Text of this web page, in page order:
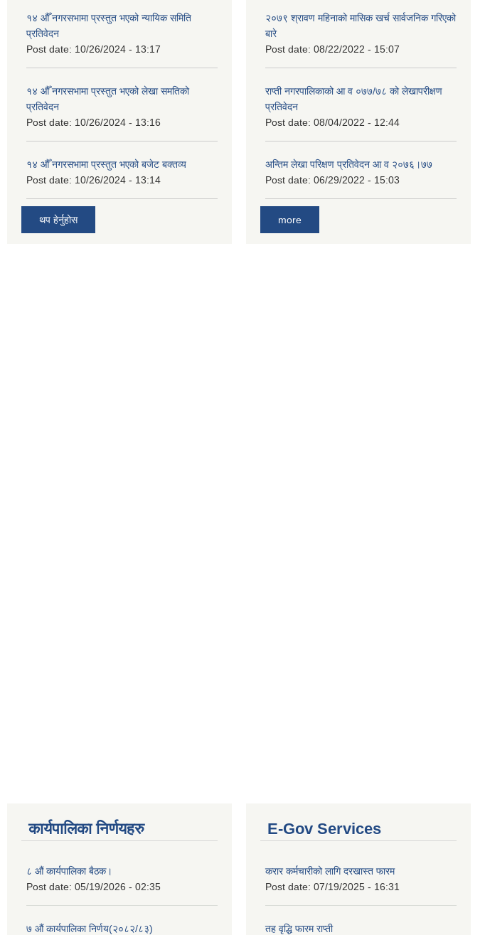
१४ औँ नगरसभामा प्रस्तुत भएको न्यायिक समिति
प्रतिवेदन
Post date: 10/26/2024 - 13:17
१४ औँ नगरसभामा प्रस्तुत भएको लेखा समतिको
प्रतिवेदन
Post date: 10/26/2024 - 13:16
१४ औँ नगरसभामा प्रस्तुत भएको बजेट बक्तव्य
Post date: 10/26/2024 - 13:14
थप हेर्नुहोस
२०७९ श्रावण महिनाको मासिक खर्च सार्वजनिक गरिएको
बारे
Post date: 08/22/2022 - 15:07
राप्ती नगरपालिकाको आ व ०७७/७८ को लेखापरीक्षण
प्रतिवेदन
Post date: 08/04/2022 - 12:44
अन्तिम लेखा परिक्षण प्रतिवेदन आ व २०७६।७७
Post date: 06/29/2022 - 15:03
more
कार्यपालिका निर्णयहरु
८ औं कार्यपालिका बैठक।
Post date: 05/19/2026 - 02:35
७ औं कार्यपालिका निर्णय(२०८२/८३)
E-Gov Services
करार कर्मचारीको लागि दरखास्त फारम
Post date: 07/19/2025 - 16:31
तह वृद्धि फारम राप्ती